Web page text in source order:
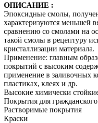
ОПИСАНИЕ :
Эпоксидные смолы,
характеризуются меньшей
сравнению со смолами на
такой смолы в рецептуру
кристаллизации материала.
Применение: главным
покрытий с высоким
применение в заливочных
пластиках, клеях и др.
Высокие химически
Покрытия для гражданского
Растворимые покрытия
Краски